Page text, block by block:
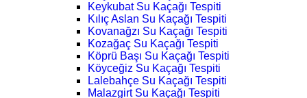
Keykubat Su Kaçağı Tespiti
Kılıç Aslan Su Kaçağı Tespiti
Kovanağzı Su Kaçağı Tespiti
Kozağaç Su Kaçağı Tespiti
Köprü Başı Su Kaçağı Tespiti
Köyceğiz Su Kaçağı Tespiti
Lalebahçe Su Kaçağı Tespiti
Malazgirt Su Kaçağı Tespiti